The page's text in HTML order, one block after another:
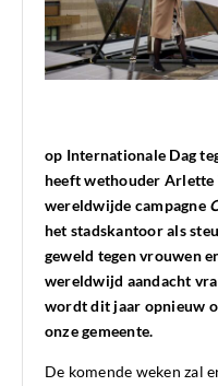
op Internationale Dag
heeft wethouder Arlette
wereldwijde campagne
het stadskantoor als
geweld tegen vrouwen
wereldwijd aandacht
wordt dit jaar opnieuw
onze gemeente.
De komende weken zal